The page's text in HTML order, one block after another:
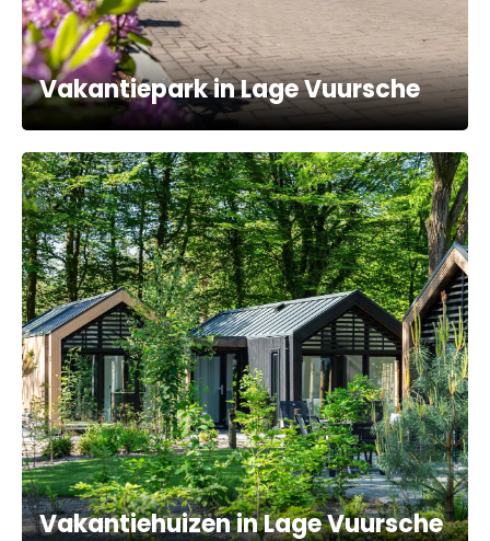
Vakantiepark in Lage Vuursche
Vakantiehuizen in Lage Vuursche